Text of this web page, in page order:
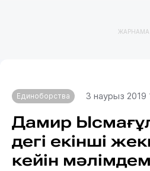
ЖАРНАМА
Единоборства 3 наурыз 2019
Дамир
дегі екінші
кейін